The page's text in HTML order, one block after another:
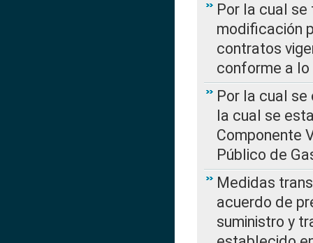
Por la cual
modificación
contratos
conforme a lo
Por la cual se
la cual se
Componente
Público de
Medidas
acuerdo de
suministro y